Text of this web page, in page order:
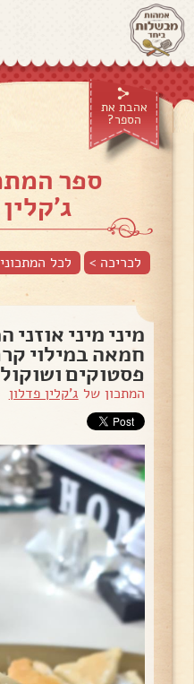
אהבת את
הספר?
ספר
לכריכה > לכל
מיני מיני אוזני
חמאה במילוי
פסטוקים
המתכון של ג'קלין פדלון